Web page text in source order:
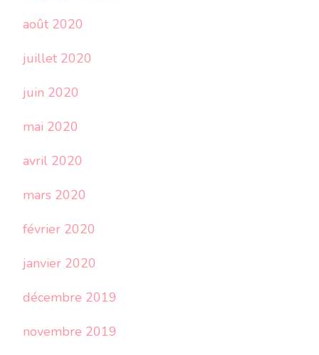
août 2020
juillet 2020
juin 2020
mai 2020
avril 2020
mars 2020
février 2020
janvier 2020
décembre 2019
novembre 2019